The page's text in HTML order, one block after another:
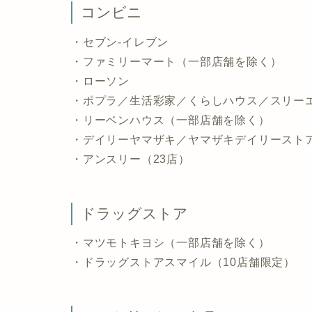
コンビニ
・セブン-イレブン
・ファミリーマート（一部店舗を除く）
・ローソン
・ポプラ／生活彩家／くらしハウス／スリー
・リーベンハウス（一部店舗を除く）
・デイリーヤマザキ／ヤマザキデイリース
・アンスリー（23店）
ドラッグストア
・マツモトキヨシ（一部店舗を除く）
・ドラッグストアスマイル（10店舗限定）